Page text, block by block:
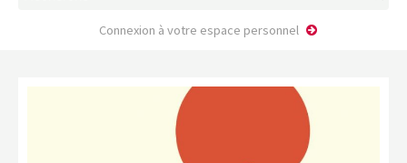
FAIRE UNE DEMANDE D’AIDE
MODÈLE D’ACCORD DE
PRESTATION
Connexion à votre espace personnel